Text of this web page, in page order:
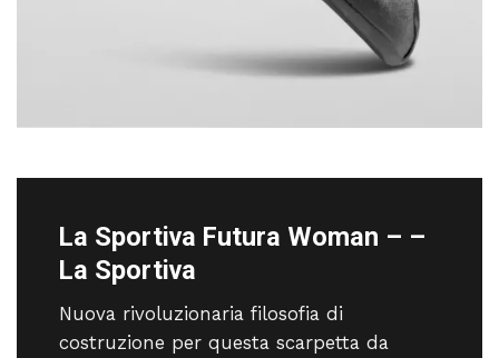
La Sportiva Futura Woman – –
La Sportiva
Nuova rivoluzionaria filosofia di
costruzione per questa scarpetta da